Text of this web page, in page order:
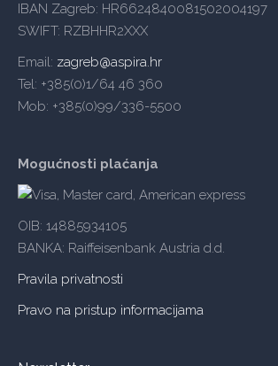
IBAN Zagreb: HR6624840081502004197
SWIFT: RZBHHR2XXX
Email: zagreb@aspira.hr
Tel: +385(0)1/64 46 360
Mob: +385(0)99/336-5500
Mogućnosti plaćanja
OIB: 14885934105
BANKA: Raiffeisenbank Austria d.d.
Pravila privatnosti
Pravo na pristup informacijama